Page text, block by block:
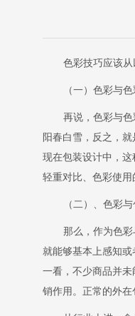
色彩技巧应该
（一）色彩与
再说，色彩与
阳春白雪，反之，
现在包装设计中，
轻重对比、色彩使
（二）、色彩
那么，作为色
就能够基本上感知
一看，不少商品并
销作用。正常的外